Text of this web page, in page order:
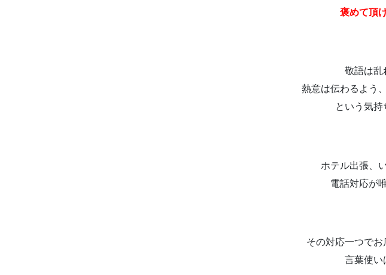
褒めて頂
敬語は乱
熱意は伝わるよう、
という気
ホテル出張、
電話対応が
その対応一つで
言葉使い